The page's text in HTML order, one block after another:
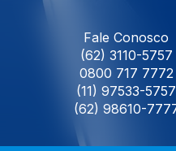
Fale Conosco
(62) 3110-5757
0800 717 7772
(11) 97533-5757
(62) 98610-